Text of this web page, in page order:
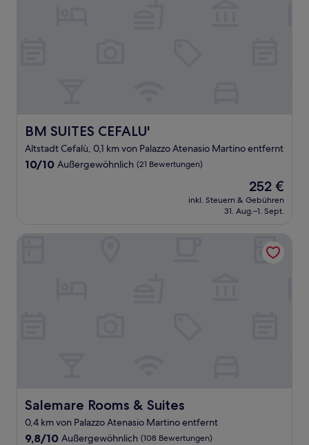
BM SUITES CEFALU'
BM SUITES CEFALU'
Altstadt Cefalù, 0,1 km von Palazzo Atenasio Martino entfernt
10.0
10/10 Außergewöhnlich (21 Bewertungen)
Der
Preis
beträgt
252 €
inkl. Steuern & Gebühren
31. Aug.–1. Sept.
Salemare Rooms & Suites
Salemare Rooms & Suites
0,4 km von Palazzo Atenasio Martino entfernt
9.8
9,8/10 Außergewöhnlich (108 Bewertungen)